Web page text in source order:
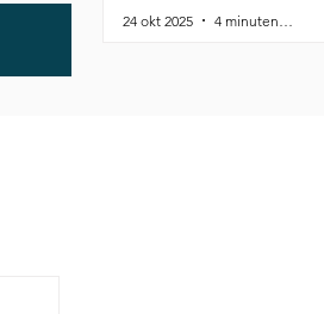
24 okt 2025